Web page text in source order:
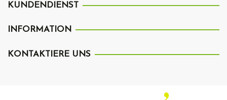
KUNDENDIENST
INFORMATION
KONTAKTIERE UNS